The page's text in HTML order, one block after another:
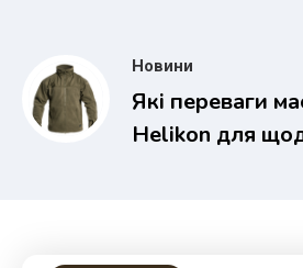
Новини
Які переваги
Helikon для